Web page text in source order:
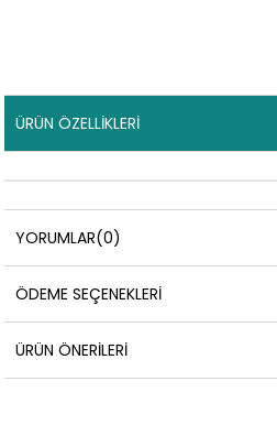
ÜRÜN ÖZELLIKLERI
YORUMLAR(0)
ÖDEME SEÇENEKLERI
ÜRÜN ÖNERILERI